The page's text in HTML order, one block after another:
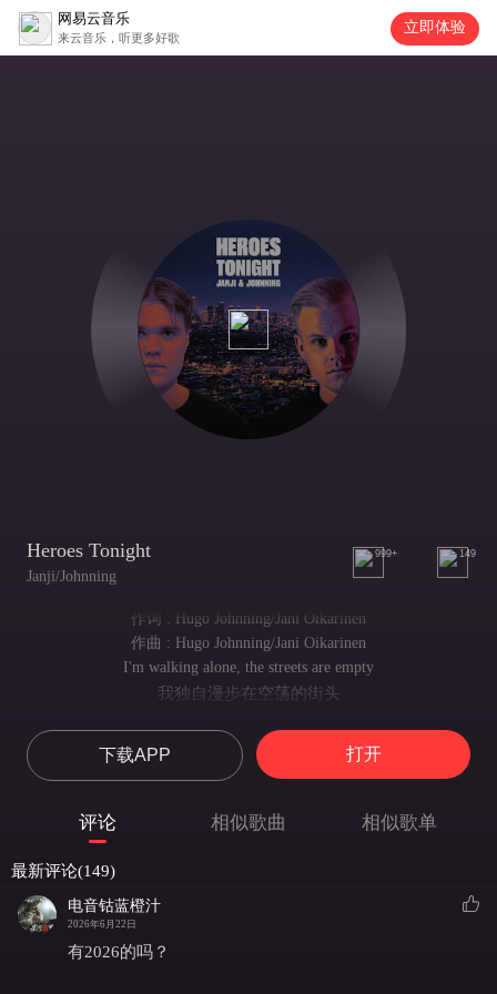
网易云音乐
来云音乐，听更多好歌
立即体验
Heroes Tonight
Janji/Johnning
999+ 149
作词 : Hugo Johnning/Jani Oikarinen
作曲 : Hugo Johnning/Jani Oikarinen
I'm walking alone, the streets are empty
我独自漫步在空荡的街头
唯有孤影与我相伴
I'm getting stronger, step by step
我日趋强大
时光飞逝 无闲后悔
I've been all around the globe
下载APP 打开
评论 相似歌曲 相似歌单
最新评论(149)
电音钴蓝橙汁
2026年6月22日
有2026的吗？